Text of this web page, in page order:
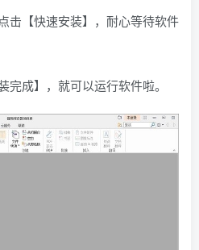
击【快速安装】，耐心等待软件
成】，就可以运行软件啦。